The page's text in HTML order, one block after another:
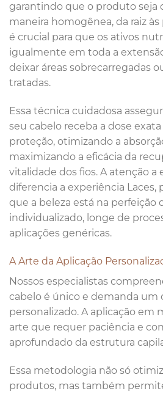
garantindo que o produto seja
maneira homogênea, da raiz às
é crucial para que os ativos
igualmente em toda a
deixar áreas sobrecarregadas
tratadas.
Essa técnica cuidadosa
seu cabelo receba a dose
proteção, otimizando a
maximizando a eficácia da
vitalidade dos fios. A atenção a
diferencia a experiência
que a beleza está na perfeição
individualizado, longe de
aplicações genéricas.
A Arte da Aplicação
Nossos especialistas
cabelo é único e demanda um
personalizado. A aplicação em
arte que requer paciência e
aprofundado da estrutura
Essa metodologia não só
produtos, mas também